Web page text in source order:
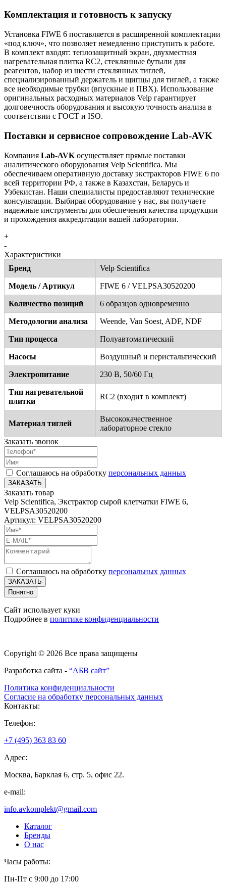
Комплектация и готовность к запуску
Установка FIWE 6 поставляется в расширенной комплектации
«под ключ», что позволяет немедленно приступить к работе.
В комплект входят: теплозащитный экран, двухместная
нагревательная плитка RC2, стеклянные бутыли для
реагентов, набор из шести стеклянных тиглей,
специализированный держатель и щипцы для тиглей, а также
все необходимые трубки (впускные и ПВХ). Использование
оригинальных расходных материалов Velp гарантирует
долговечность оборудования и высокую точность анализа в
соответствии с ГОСТ и ISO.
Поставки и сервисное сопровождение Lab-AVK
Компания Lab-AVK осуществляет прямые поставки
аналитического оборудования Velp Scientifica. Мы
обеспечиваем оперативную доставку экстракторов FIWE 6 по
всей территории РФ, а также в Казахстан, Беларусь и
Узбекистан. Наши специалисты предоставляют технические
консультации. Выбирая оборудование у нас, вы получаете
надежные инструменты для обеспечения качества продукции
и прохождения аккредитации вашей лаборатории.
+
-
Характеристики
Бренд
Velp Scientifica
Модель / Артикул FIWE 6 / VELPSA30520200
Количество позиций 6 образцов одновременно
Методологии анализа Weende, Van Soest, ADF, NDF
Тип процесса Полуавтоматический
Насосы Воздушный и перистальтический
Электропитание 230 В, 50/60 Гц
Тип нагревательной
плитки
RC2 (входит в комплект)
Материал тиглей
Высококачественное
лабораторное стекло
Заказать звонок
Соглашаюсь на обработку персональных данных
ЗАКАЗАТЬ
Заказать товар
Velp Scientifica, Экстрактор сырой клетчатки FIWE 6,
VELPSA30520200
Артикул: VELPSA30520200
Соглашаюсь на обработку персональных данных
ЗАКАЗАТЬ
Понятно
Сайт использует куки
Подробнее в политике конфиденциальности
Copyright © 2026 Все права защищены
Разработка сайта - “АБВ сайт”
Политика конфиденциальности
Согласие на обработку персональных данных
Контакты:
Телефон:
+7 (495) 363 83 60
Адрес:
Москва, Барклая 6, стр. 5, офис 22.
e-mail:
info.avkomplekt@gmail.com
Каталог
Бренды
О нас
Часы работы:
Пн-Пт с 9:00 до 17:00